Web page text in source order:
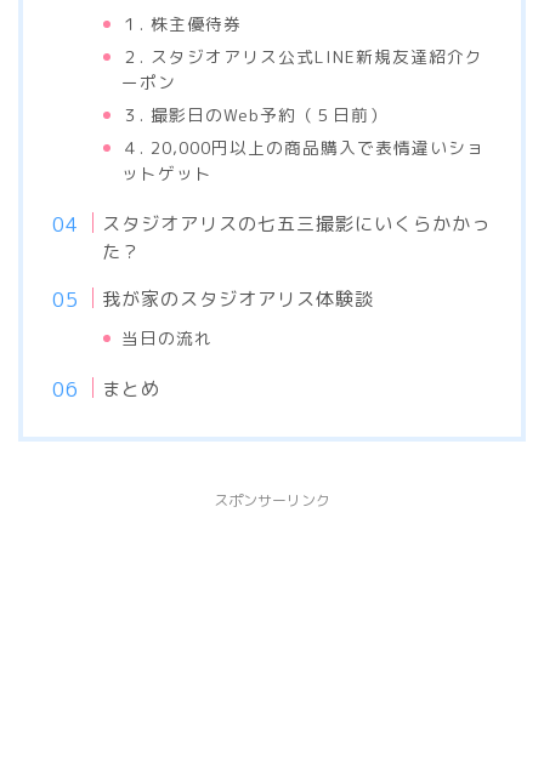
１. 株主優待券
２. スタジオアリス公式LINE新規友達紹介ク
ーポン
３. 撮影日のWeb予約（５日前）
４. 20,000円以上の商品購入で表情違いショ
ットゲット
スタジオアリスの七五三撮影にいくらかかっ
た？
我が家のスタジオアリス体験談
当日の流れ
まとめ
スポンサーリンク